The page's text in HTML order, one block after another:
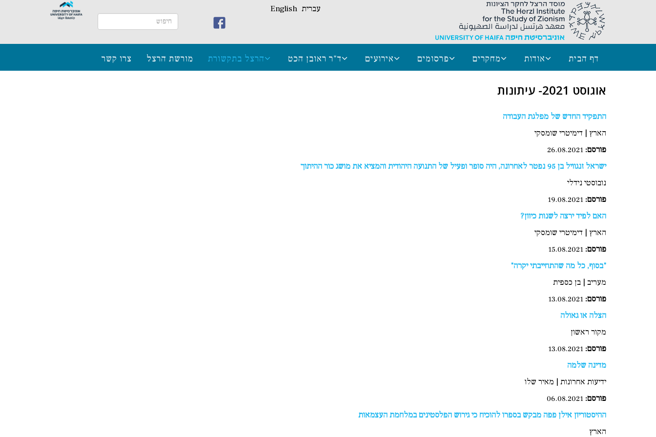
עברית English
דף הבית אודות מחקרים פרסומים אירועים ד"ר ראובן הכט הרצל בתקשורת מורשת הרצל צרו קשר
אוגוסט 2021- עיתונות
התפקיד החדש של מפלגת העבודה
הארץ | דימיטרי שומסקי
פורסם:
ישראל זנגוויל בן 95 נפטר לאחרונה, היה סופר ופעיל של התנועה היהודית והמציא את מושג כור ההיתוך
נובוסטי נידלי
פורסם:
האם לפיד ירצה לשנות כיוון?
הארץ | דימיטרי שומסקי
פורסם:
"בסוף, כל מה שהתחייבתי יקרה"
מעריב | בן כספית
פורסם:
הצלה או גאולה
מקור ראשון
פורסם:
מדינה שלמה
ידיעות אחרונות | מאיר שלו
פורסם:
ההיסטוריון אילן פפה מבקש בספרו להוכיח כי גירוש הפלסטינים במלחמת העצמאות
הארץ